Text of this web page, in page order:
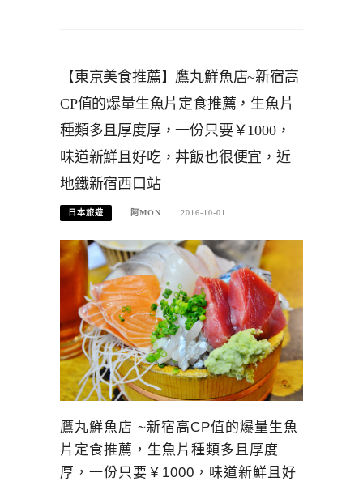
【東京美食推薦】鷹丸鮮魚店~新宿高
CP值的爆量生魚片定食推薦，生魚片
種類多且厚度厚，一份只要￥1000，
味道新鮮且好吃，丼飯也很便宜，近
地鐵新宿西口站
日本旅遊 阿MON 2016-10-01
鷹丸鮮魚店 ~新宿高CP值的爆量生魚
片定食推薦，生魚片種類多且厚度
厚，一份只要￥1000，味道新鮮且好